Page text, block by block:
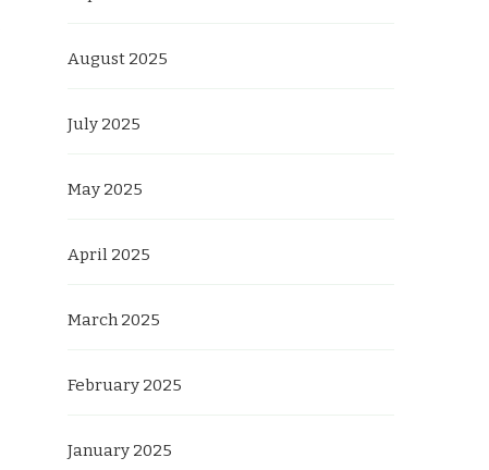
August 2025
July 2025
May 2025
April 2025
March 2025
February 2025
January 2025